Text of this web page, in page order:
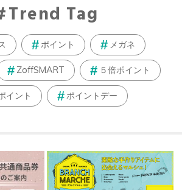
Trend Tag
ポイント メガネ
ZoffSMART ５倍ポイント
イント ポイントデー